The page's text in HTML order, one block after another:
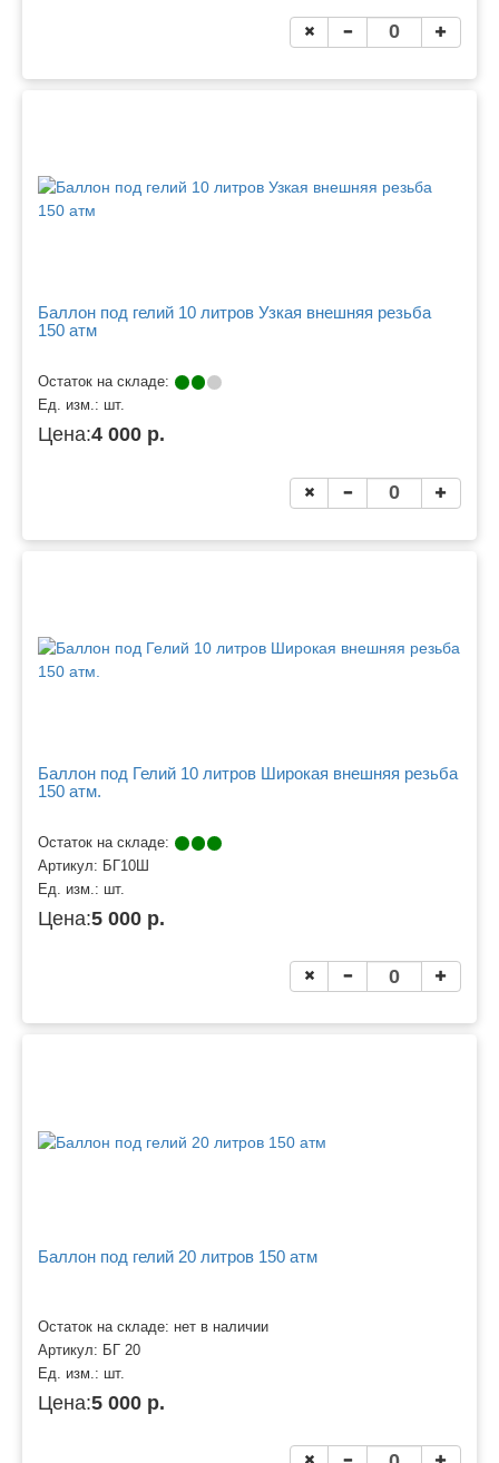
Баллон под гелий 10 литров Узкая внешняя резьба
150 атм
Остаток на складе:
Ед. изм.: шт.
Цена:4 000 р.
Баллон под Гелий 10 литров Широкая внешняя резьба
150 атм.
Остаток на складе:
Артикул: БГ10Ш
Ед. изм.: шт.
Цена:5 000 р.
Баллон под гелий 20 литров 150 атм
Остаток на складе: нет в наличии
Артикул: БГ 20
Ед. изм.: шт.
Цена:5 000 р.